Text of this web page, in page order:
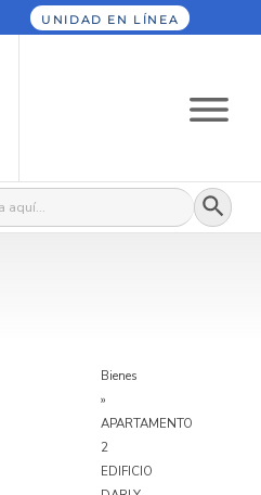
UNIDAD EN LÍNEA
Botón
Bienes
»
APARTAMENTO
2
EDIFICIO